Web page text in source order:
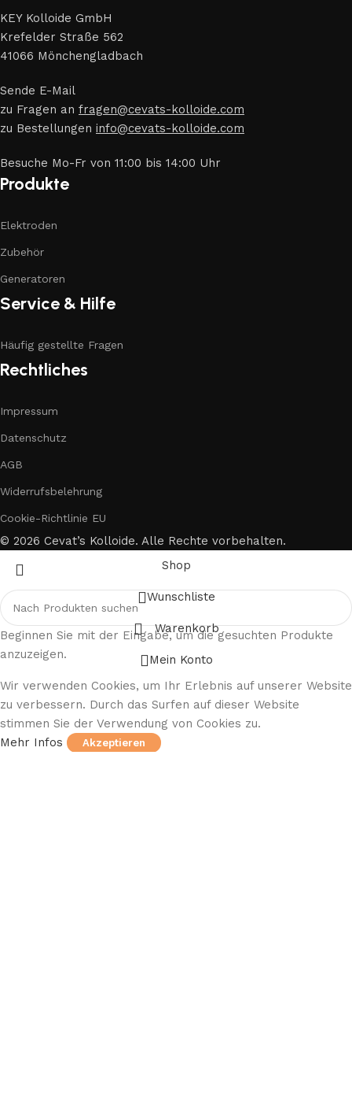
KEY Kolloide GmbH
Krefelder Straße 562
41066 Mönchengladbach
Sende E-Mail
zu Fragen an fragen@cevats-kolloide.com
zu Bestellungen info@cevats-kolloide.com
Besuche Mo-Fr von 11:00 bis 14:00 Uhr
Produkte
Elektroden
Zubehör
Generatoren
Service & Hilfe
Häufig gestellte Fragen
Rechtliches
Impressum
Datenschutz
AGB
Widerrufsbelehrung
Cookie-Richtlinie EU
© 2026 Cevat’s Kolloide. Alle Rechte vorbehalten.
Beginnen Sie mit der Eingabe, um die gesuchten Produkte
anzuzeigen.
Shop
Wunschliste
Warenkorb
Mein Konto
Wir verwenden Cookies, um Ihr Erlebnis auf unserer Website
zu verbessern. Durch das Surfen auf dieser Website
stimmen Sie der Verwendung von Cookies zu.
Mehr Infos
Akzeptieren